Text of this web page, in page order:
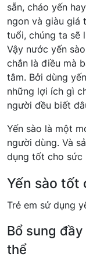
sẵn, cháo yến
ngon và giàu giá
tuổi, chúng ta sẽ
Vậy nước yến
chắn là điều mà
tâm. Bởi dùng
những lợi ích gì
người đều biết
Yến sào là một
người dùng. Và
dụng tốt cho sức
Yến sào tốt
Trẻ em sử dụng
Bổ sung
thể